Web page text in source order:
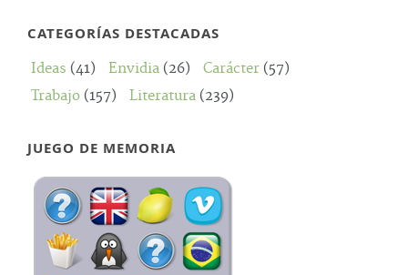
CATEGORÍAS DESTACADAS
Ideas (41) Envidia (26) Carácter (57)
Trabajo (157) Literatura (239)
JUEGO DE MEMORIA